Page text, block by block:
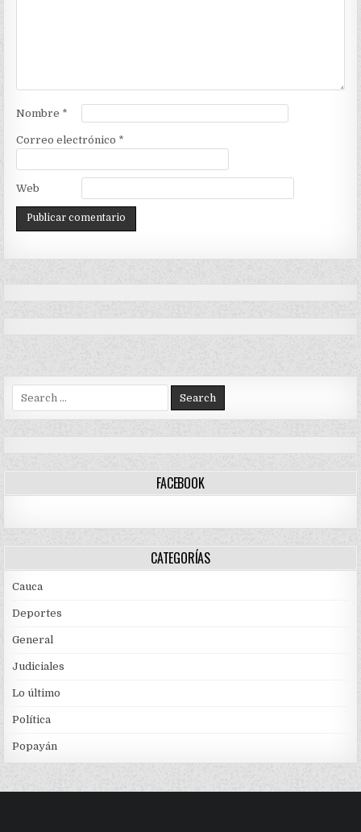
Nombre *
Correo electrónico *
Web
Search
for:
FACEBOOK
CATEGORÍAS
Cauca
Deportes
General
Judiciales
Lo último
Política
Popayán